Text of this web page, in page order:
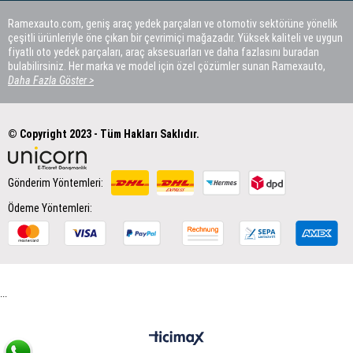
Ramexauto.com, geniş araç yedek parçaları ve otomotiv sektörüne yönelik
çeşitli ürünleriyle öne çıkan bir çevrimiçi mağazadır. Yüksek kaliteli ve uygun
fiyatlı oto yedek parçaları, araç aksesuarları ve daha fazlasını buradan
bulabilirsiniz. Her marka ve model için özel çözümler sunan Ramexauto,
müşteri memnuniyetini ön planda tutar.
Daha Fazla Göster >
© Copyright 2023 - Tüm Hakları Saklıdır.
Gönderim Yöntemleri:
Ödeme Yöntemleri:
...